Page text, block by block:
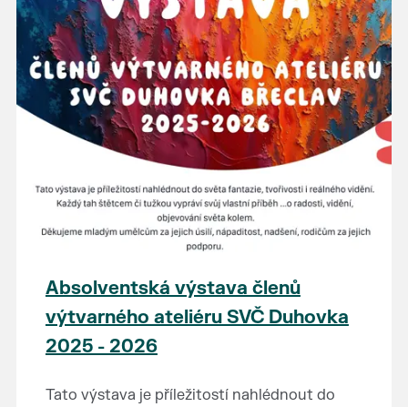
Absolventská výstava členů
výtvarného ateliéru SVČ Duhovka
2025 - 2026
Tato výstava je příležitostí nahlédnout do